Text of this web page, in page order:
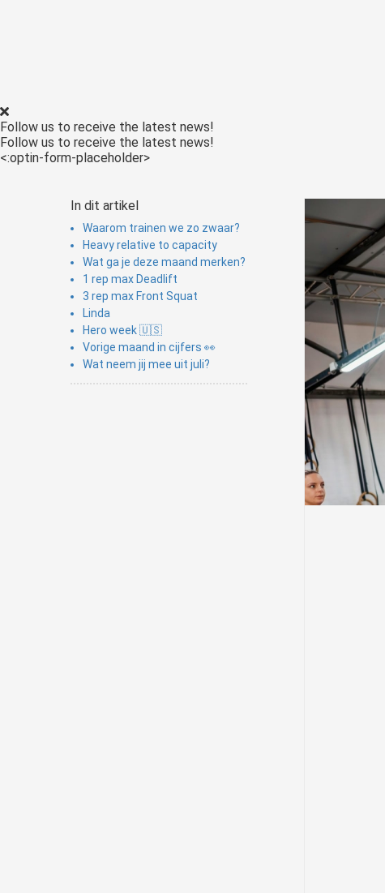
Follow us to receive the latest news!
Follow us to receive the latest news!
<:optin-form-placeholder>
In dit artikel
Waarom trainen we zo zwaar?
Heavy relative to capacity
Wat ga je deze maand merken?
1 rep max Deadlift
3 rep max Front Squat
Linda
Hero week 🇺🇸
Vorige maand in cijfers 👀
Wat neem jij mee uit juli?